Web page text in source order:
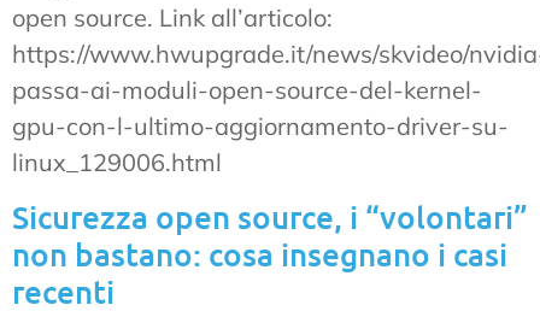
open source. Link all’articolo:
https://www.hwupgrade.it/news/skvideo/
passa-ai-moduli-open-source-del-kernel-
gpu-con-l-ultimo-aggiornamento-driver-su-
linux_129006.html
Sicurezza open source, i “volontari”
non bastano: cosa insegnano i casi
recenti